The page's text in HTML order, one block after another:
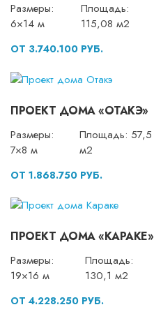
Размеры:
6×14 м
Площадь:
115,08 м2
ОТ 3.740.100 РУБ.
ПРОЕКТ ДОМА «ОТАКЭ»
Размеры:
7×8 м
Площадь: 57,5
м2
ОТ 1.868.750 РУБ.
ПРОЕКТ ДОМА «КАРАКЕ»
Размеры:
19×16 м
Площадь:
130,1 м2
ОТ 4.228.250 РУБ.